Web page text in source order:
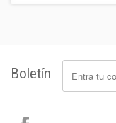
Boletín